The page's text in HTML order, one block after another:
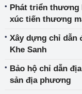
Phát triển thương
xúc tiến thương
Xây dựng chỉ dẫn
Khe Sanh
Bảo hộ chỉ dẫn
sản địa phương